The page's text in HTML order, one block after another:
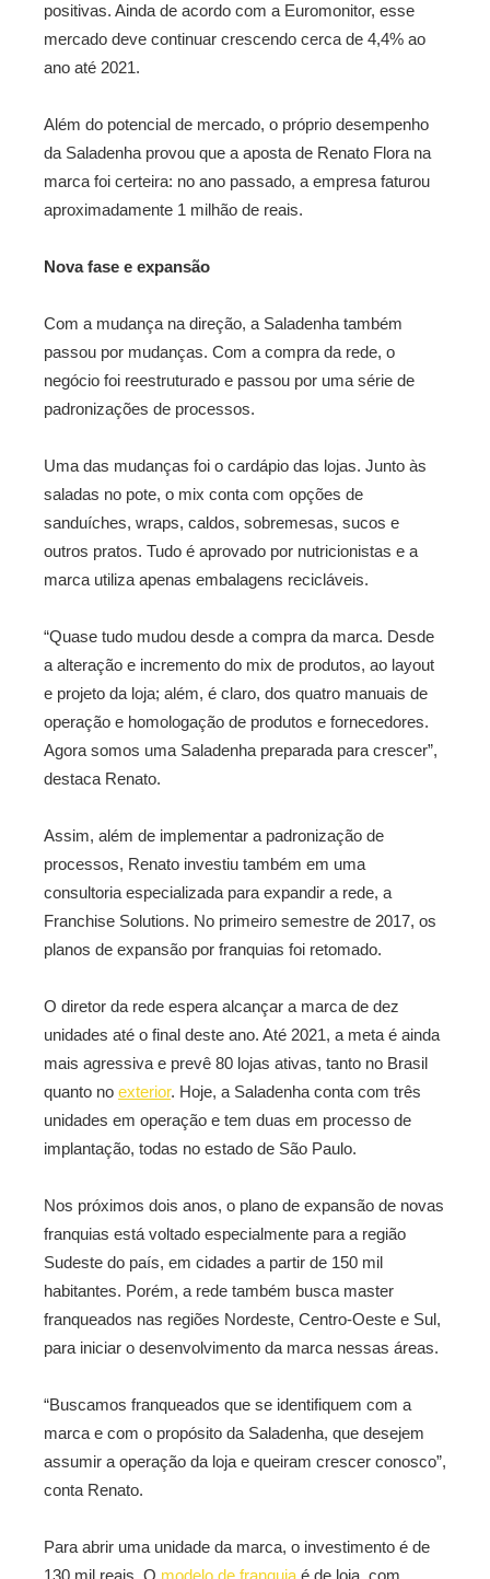
positivas. Ainda de acordo com a Euromonitor, esse
mercado deve continuar crescendo cerca de 4,4% ao
ano até 2021.
Além do potencial de mercado, o próprio desempenho
da Saladenha provou que a aposta de Renato Flora na
marca foi certeira: no ano passado, a empresa faturou
aproximadamente 1 milhão de reais.
Nova fase e expansão
Com a mudança na direção, a Saladenha também
passou por mudanças. Com a compra da rede, o
negócio foi reestruturado e passou por uma série de
padronizações de processos.
Uma das mudanças foi o cardápio das lojas. Junto às
saladas no pote, o mix conta com opções de
sanduíches, wraps, caldos, sobremesas, sucos e
outros pratos. Tudo é aprovado por nutricionistas e a
marca utiliza apenas embalagens recicláveis.
“Quase tudo mudou desde a compra da marca. Desde
a alteração e incremento do mix de produtos, ao layout
e projeto da loja; além, é claro, dos quatro manuais de
operação e homologação de produtos e fornecedores.
Agora somos uma Saladenha preparada para crescer”,
destaca Renato.
Assim, além de implementar a padronização de
processos, Renato investiu também em uma
consultoria especializada para expandir a rede, a
Franchise Solutions. No primeiro semestre de 2017, os
planos de expansão por franquias foi retomado.
O diretor da rede espera alcançar a marca de dez
unidades até o final deste ano. Até 2021, a meta é ainda
mais agressiva e prevê 80 lojas ativas, tanto no Brasil
quanto no exterior. Hoje, a Saladenha conta com três
unidades em operação e tem duas em processo de
implantação, todas no estado de São Paulo.
Nos próximos dois anos, o plano de expansão de novas
franquias está voltado especialmente para a região
Sudeste do país, em cidades a partir de 150 mil
habitantes. Porém, a rede também busca master
franqueados nas regiões Nordeste, Centro-Oeste e Sul,
para iniciar o desenvolvimento da marca nessas áreas.
“Buscamos franqueados que se identifiquem com a
marca e com o propósito da Saladenha, que desejem
assumir a operação da loja e queiram crescer conosco”,
conta Renato.
Para abrir uma unidade da marca, o investimento é de
130 mil reais. O modelo de franquia é de loja, com